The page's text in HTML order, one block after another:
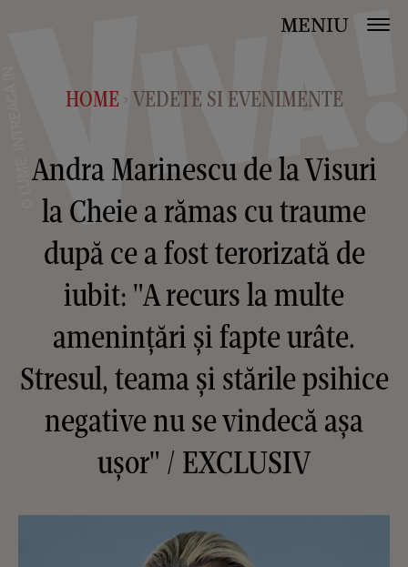
MENIU
HOME > VEDETE SI EVENIMENTE
Andra Marinescu de la Visuri
la Cheie a rămas cu traume
după ce a fost terorizată de
iubit: "A recurs la multe
amenințări și fapte urâte.
Stresul, teama și stările psihice
negative nu se vindecă așa
ușor" / EXCLUSIV